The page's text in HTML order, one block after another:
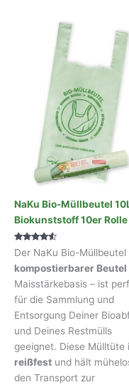
NaKu Bio-Müllbeutel
Biokunststoff 10er Rolle
Bewertet
mit
4.35
von 5
Der NaKu Bio-Müllbeutel
kompostierbarer Beutel
Maisstärkebasis – ist
für die Sammlung und
Entsorgung Deiner
und Deines Restmülls
geeignet. Diese Mülltüte
reißfest und hält
den Transport zur